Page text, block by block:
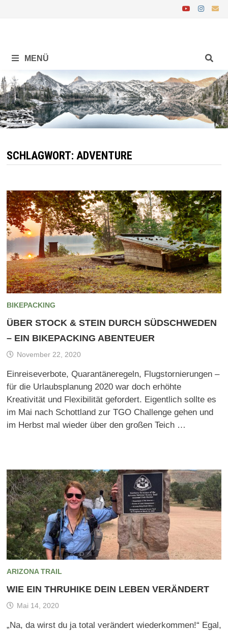
MENÜ
SCHLAGWORT: ADVENTURE
BIKEPACKING
ÜBER STOCK & STEIN DURCH SÜDSCHWEDEN
– EIN BIKEPACKING ABENTEUER
November 22, 2020
Einreiseverbote, Quarantäneregeln, Flugstornierungen –
für die Urlaubsplanung 2020 war doch erhöhte
Kreativität und Flexibilität gefordert. Eigentlich sollte es
im Mai nach Schottland zur TGO Challenge gehen und
im Herbst mal wieder über den großen Teich …
ARIZONA TRAIL
WIE EIN THRUHIKE DEIN LEBEN VERÄNDERT
Mai 14, 2020
„Na, da wirst du ja total verändert wiederkommen!“ Egal,